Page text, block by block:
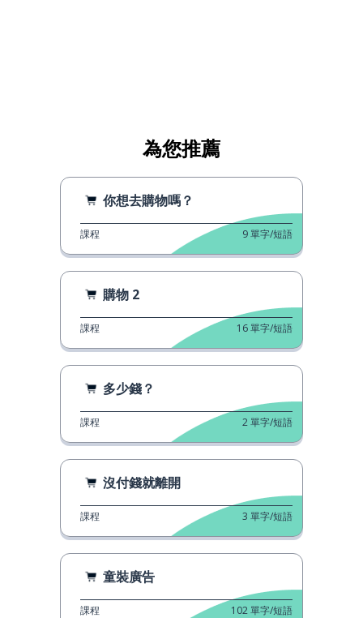
為您推薦
你想去購物嗎？
課程 9單字/短語
購物 2
課程 16單字/短語
多少錢？
課程 2單字/短語
沒付錢就離開
課程 3 單字/短語
童裝廣告
課程 102單字/短語